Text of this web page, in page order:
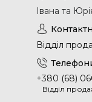
Івана та
Відділ
+380 (68)
Відділ